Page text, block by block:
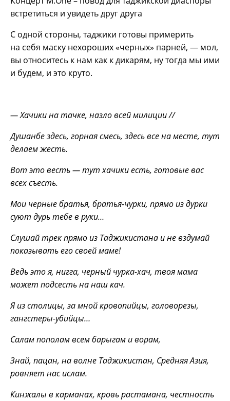
встретиться и увидеть друг друга
С одной стороны, таджики готовы примерить
на себя маску нехороших «черных» парней, — мол,
вы относитесь к нам как к дикарям, ну тогда мы ими
и будем, и это круто.
— Хачики на тачке, назло всей милиции //
Душанбе здесь, горная смесь, здесь все на месте, тут
делаем жесть.
Вот это весть — тут хачики есть, готовые вас
всех съесть.
Мои черные братья, братья-чурки, прямо из дурки
суют дурь тебе в руки…
Слушай трек прямо из Таджикистана и не вздумай
показывать его своей маме!
Ведь это я, нигга, черный чурка-хач, твоя мама
может подсесть на наш кач.
Я из столицы, за мной кровопийцы, головорезы,
гангстеры-убийцы…
Салам пополам всем барыгам и ворам,
Знай, пацан, на волне Таджикистан, Средняя Азия,
ровняет нас ислам.
Кинжалы в карманах, кровь растамана, честность